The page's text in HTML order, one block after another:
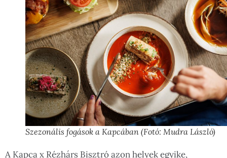
Szezonális fogások a Kapcában (Fotó: Mudra László)
A Kapca x Rézhárs Bisztró azon helyek egyike,